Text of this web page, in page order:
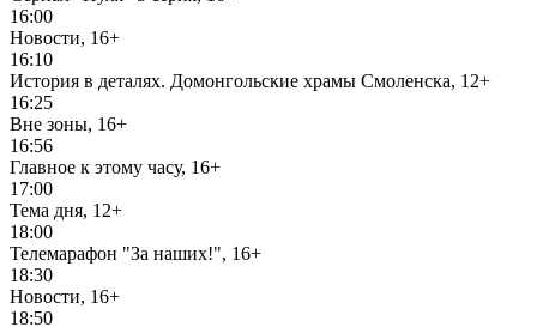
16:00
Новости, 16+
16:10
История в деталях. Домонгольские храмы Смоленска, 12+
16:25
Вне зоны, 16+
16:56
Главное к этому часу, 16+
17:00
Тема дня, 12+
18:00
Телемарафон "За наших!", 16+
18:30
Новости, 16+
18:50